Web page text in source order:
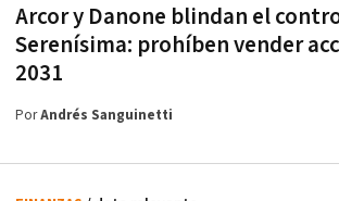
Arcor y Danone blindan el
Serenísima: prohíben vender
2031
PorAndrés Sanguinetti